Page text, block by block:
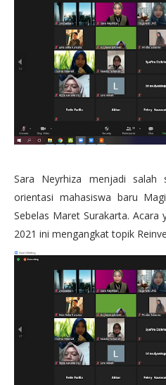
Sara Neyrhiza menjadi salah
orientasi mahasiswa baru
Sebelas Maret Surakarta.
2021 ini mengangkat topik